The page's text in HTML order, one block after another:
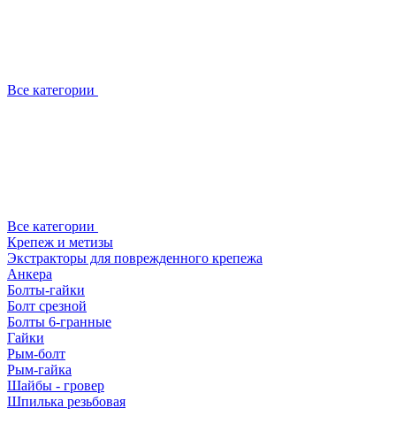
Все категории
Все категории
Крепеж и метизы
Экстракторы для поврежденного крепежа
Анкера
Болты-гайки
Болт срезной
Болты 6-гранные
Гайки
Рым-болт
Рым-гайка
Шайбы - гровер
Шпилька резьбовая